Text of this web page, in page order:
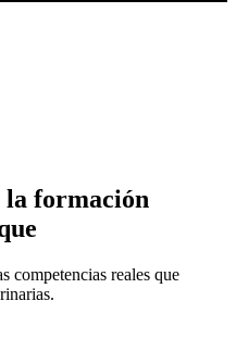
la formación
competencias reales que